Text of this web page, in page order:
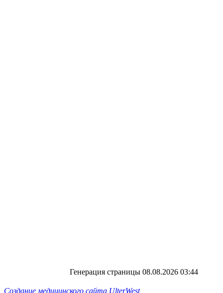
Генерация страницы 08.08.2026 03:44
Создание медицинского сайта UlterWest